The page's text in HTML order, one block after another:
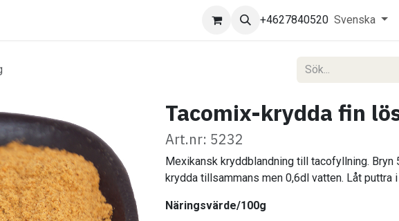
+4627840520 Svenska
Tacomix-krydda fin
Art.nr: 5232
Mexikansk kryddblandning till tacofyllning. Bryn
krydda tillsammans men 0,6dl vatten. Låt puttra
Näringsvärde/100g